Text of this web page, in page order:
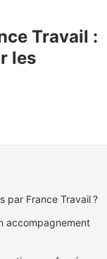
Travail :
les
par France Travail ?
accompagnement